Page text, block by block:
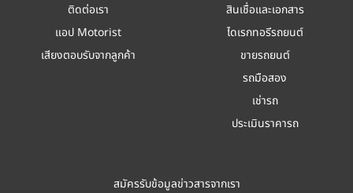
ติดต่อเรา
แอป Motorist
เสียงตอบรับจากลูกค้า
สินเชื่อและเอกสาร
ไดเรกทอรีรถยนต์
ขายรถยนต์
รถมือสอง
เช่ารถ
ประเมินราคารถ
สมัครรับข้อมูลข่าวสารจากเรา